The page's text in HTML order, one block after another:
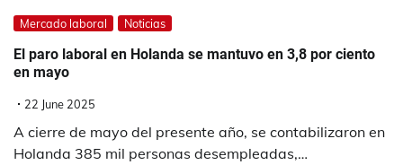
Mercado laboral Noticias
El paro laboral en Holanda se mantuvo en 3,8 por ciento
en mayo
22 June 2025
A cierre de mayo del presente año, se contabilizaron en
Holanda 385 mil personas desempleadas,…